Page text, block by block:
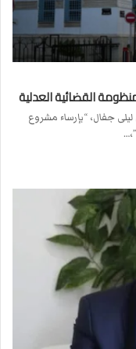
القضائية العدلية
جفال، “بإرساء مشروع